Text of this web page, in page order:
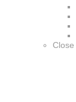
Close